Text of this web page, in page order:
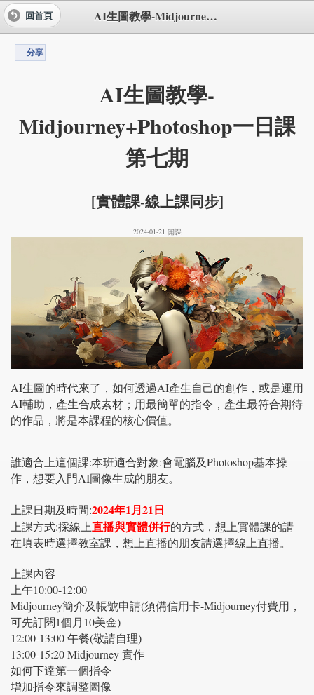
AI生圖教學-Midjourney+Photoshop一日課第七期
回首頁
分享
AI生圖教學-
Midjourney+Photoshop一日課
第七期
[實體課-線上課同步]
2024-01-21 開課
AI生圖的時代來了，如何透過AI產生自己的創作，或是運用
AI輔助，產生合成素材；用最簡單的指令，產生最符合期待
的作品，將是本課程的核心價值。
誰適合上這個課:本班適合對象:會電腦及Photoshop基本操
作，想要入門AI圖像生成的朋友。
上課日期及時間:2024年1月21日
上課方式:採線上直播與實體併行的方式，想上實體課的請
在填表時選擇教室課，想上直播的朋友請選擇線上直播。
上課內容
上午10:00-12:00
Midjourney簡介及帳號申請(須備信用卡-Midjourney付費用，
可先訂閱1個月10美金)
12:00-13:00 午餐(敬請自理)
13:00-15:20 Midjourney 實作
如何下達第一個指令
增加指令來調整圖像